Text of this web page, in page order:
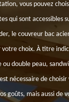
vous pouvez
qui sont accessibles
le couvreur bac
votre choix. À titre
ou double peau,
nécessaire de
goûts, mais aussi de